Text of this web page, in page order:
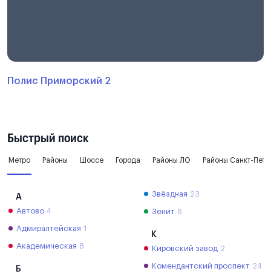
Полис Приморский 2
Быстрый поиск
Метро Районы Шоссе Города Районы ЛО Районы Санкт-
А
Автово 4
Адмиралтейская 1
Академическая 8
Б
Звёздная 23
Зенит 6
К
Кировский завод 2
Комендантский проспект 24